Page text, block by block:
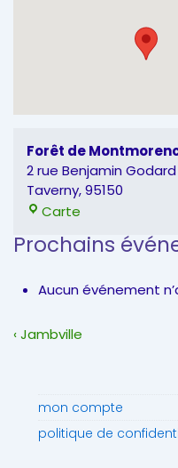
Forêt de
2 rue Benjamin Godard
Taverny,95150
Carte
Montmorency
Prochains
Aucun événement
Navigation
Previous
‹ Jambville
mon compte
politique de